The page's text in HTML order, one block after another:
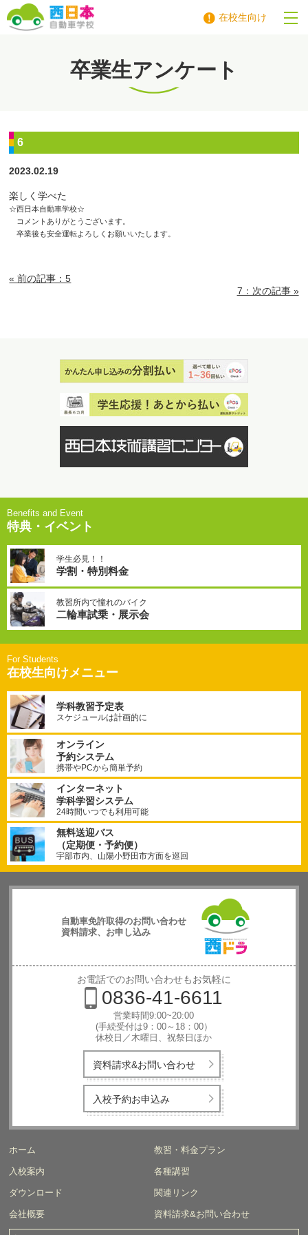
在校生向け
卒業生アンケート
6
2023.02.19
楽しく学べた
☆西日本自動車学校☆
コメントありがとうございます。
卒業後も安全運転よろしくお願いいたします。
« 前の記事：5
7：次の記事 »
特典・イベント
学生必見！！
学割・特別料金
教習所内で憧れのバイク
二輪車試乗・展示会
在校生向けメニュー
学科教習予定表
スケジュールは計画的に
オンライン
予約システム
携帯やPCから簡単予約
インターネット
学科学習システム
24時間いつでも利用可能
無料送迎バス
（定期便・予約便）
宇部市内、山陽小野田市方面を巡回
自動車免許取得のお問い合わせ
資料請求、お申し込み
西日本自動
車学校
お電話でのお問い合わせもお気軽に
0836-41-6611
営業時間9:00~20:00
(手続受付は9：00～18：00）
休校日／木曜日、祝祭日ほか
資料請求&お問い合わせ
入校予約お申込み
ホーム 教習・料金プラン
入校案内 各種講習
ダウンロード 関連リンク
会社概要 資料請求&お問い合わせ